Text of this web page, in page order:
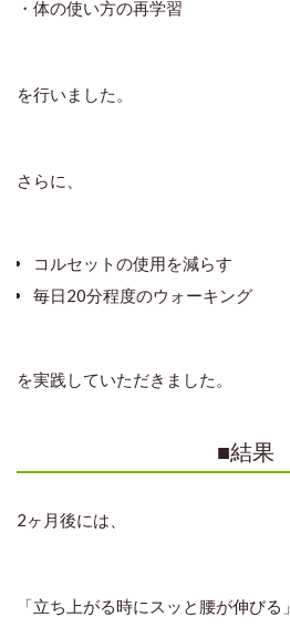
・体の使い方の再学習
を行いました。
さらに、
コルセットの使用を減らす
毎日20分程度のウォーキング
を実践していただきました。
■結果
2ヶ月後には、
「立ち上がる時にスッと腰が伸びる」